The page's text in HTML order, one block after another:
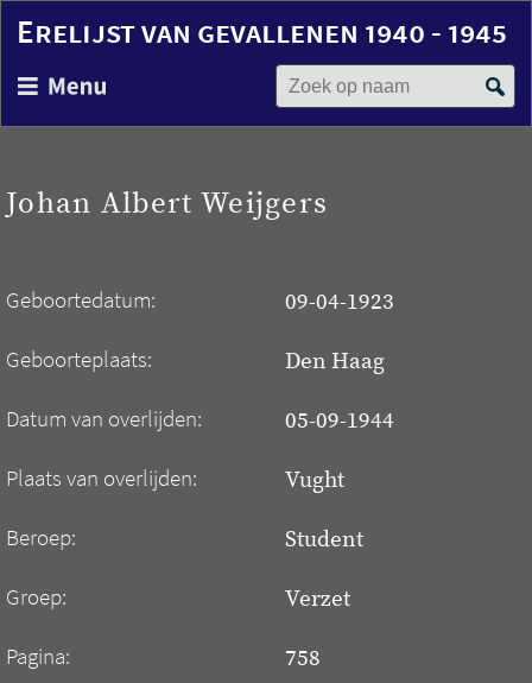
en
gaan
Erelijst van gevallenen 1940 - 1945
Zoek op naam
Johan Albert Weijgers
Geboortedatum: 09-04-1923
Geboorteplaats: Den Haag
Datum van overlijden: 05-09-1944
Plaats van overlijden: Vught
Beroep: Student
Groep: Verzet
Pagina: 758